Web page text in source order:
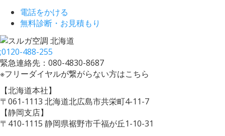
電話をかける
無料診断・お見積もり
;0120-488-255
緊急連絡先：080-4830-8687
※フリーダイヤルが繋がらない方はこちら
【北海道本社】
〒061-1113 北海道北広島市共栄町4-11-7
【静岡支店】
〒410-1115 静岡県裾野市千福が丘1-10-31